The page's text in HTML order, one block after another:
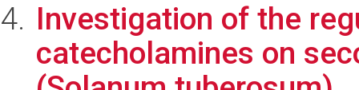
Investigation of the
catecholamines on